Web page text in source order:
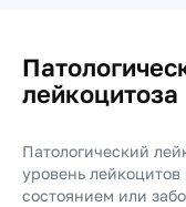
лейкоцитоза
Патологический
уровень
состоянием или